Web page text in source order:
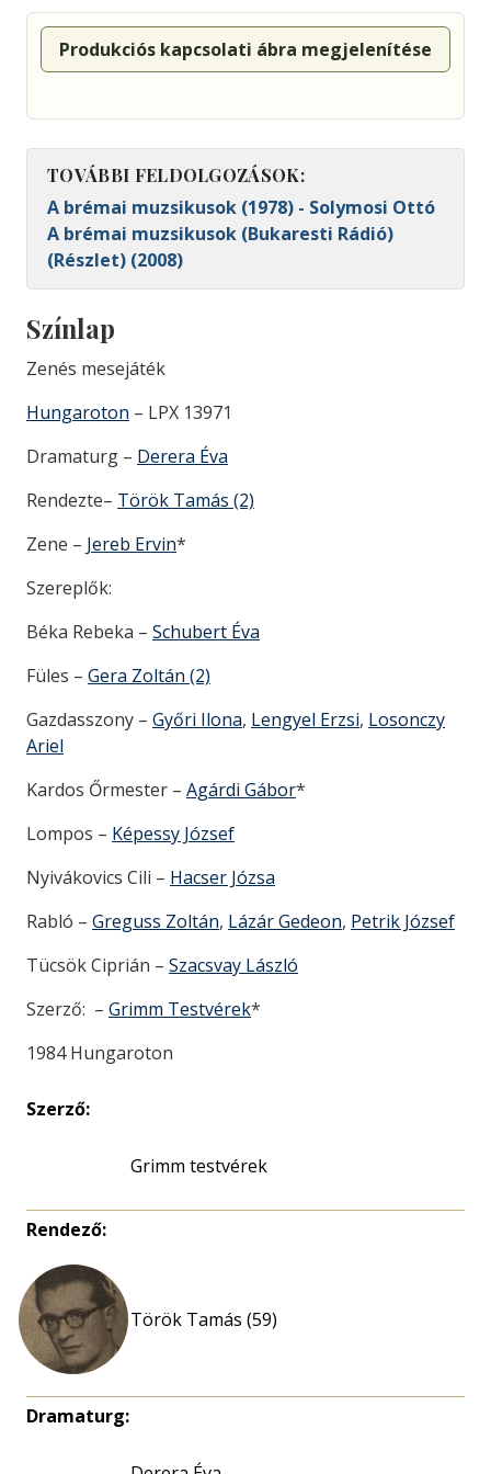
Produkciós kapcsolati ábra megjelenítése
TOVÁBBI FELDOLGOZÁSOK:
A brémai muzsikusok (1978) - Solymosi Ottó
A brémai muzsikusok (Bukaresti Rádió)
(Részlet) (2008)
Színlap
Zenés mesejáték
Hungaroton – LPX 13971
Dramaturg – Derera Éva
Rendezte– Török Tamás (2)
Zene – Jereb Ervin*
Szereplők:
Béka Rebeka – Schubert Éva
Füles – Gera Zoltán (2)
Gazdasszony – Győri Ilona, Lengyel Erzsi, Losonczy
Ariel
Kardos Őrmester – Agárdi Gábor*
Lompos – Képessy József
Nyivákovics Cili – Hacser Józsa
Rabló – Greguss Zoltán, Lázár Gedeon, Petrik József
Tücsök Ciprián – Szacsvay László
Szerző: – Grimm Testvérek*
1984 Hungaroton
Szerző:
Grimm testvérek
Rendező:
Török Tamás (59)
Dramaturg: